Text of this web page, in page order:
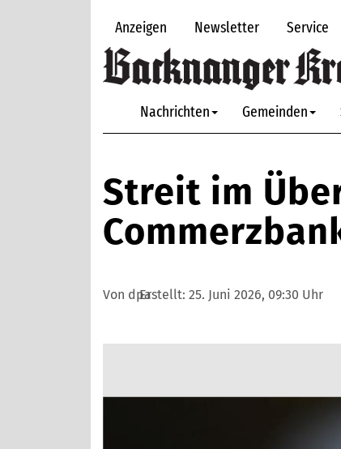
Anzeigen Newsletter Service
Nachrichten Gemeinden
Streit im
Von dpaErstellt: 25. Juni 2026, 09:30 Uhr